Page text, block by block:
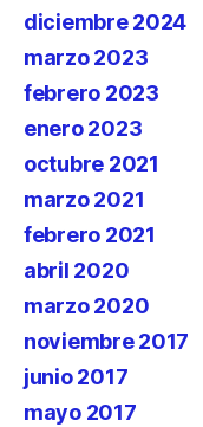
diciembre 2024
marzo 2023
febrero 2023
enero 2023
octubre 2021
marzo 2021
febrero 2021
abril 2020
marzo 2020
noviembre 2017
junio 2017
mayo 2017